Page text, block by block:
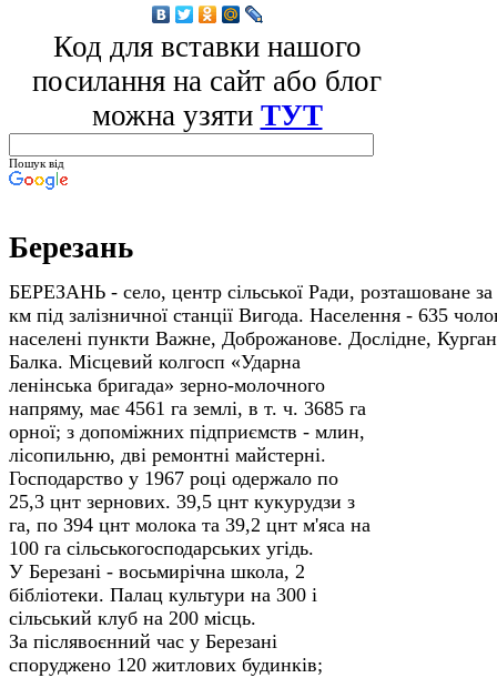
Код для вставки нашого
посилання на сайт або блог
можна узяти ТУТ
Пошук від
Березань
БЕРЕЗАНЬ - село, центр сільської Ради, розташоване за
км під залізничної станції Вигода. Населення - 635
населені пункти Важне, Доброжанове. Дослідне,
Балка. Місцевий колгосп «Ударна
ленінська бригада» зерно-молочного
напряму, має 4561 га землі, в т. ч. 3685 га
орної; з допоміжних підприємств - млин,
лісопильню, дві ремонтні майстерні.
Господарство у 1967 році одержало по
25,3 цнт зернових. 39,5 цнт кукурудзи з
га, по 394 цнт молока та 39,2 цнт м'яса на
100 га сільськогосподарських угідь.
У Березані - восьмирічна школа, 2
бібліотеки. Палац культури на 300 і
сільський клуб на 200 місць.
За післявоєнний час у Березані
споруджено 120 житлових будинків;